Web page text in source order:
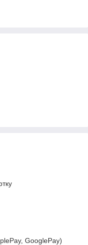
GooglePay)